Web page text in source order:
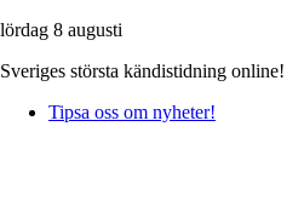
lördag 8 augusti
Sveriges största kändistidning online!
Tipsa oss om nyheter!